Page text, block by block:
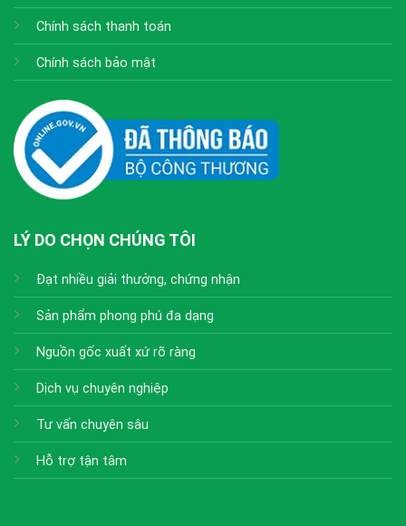
Chính sách thanh toán
Chính sách bảo mật
LÝ DO CHỌN CHÚNG TÔI
Đạt nhiều giải thưởng, chứng nhận
Sản phẩm phong phú đa dạng
Nguồn gốc xuất xứ rõ ràng
Dịch vụ chuyên nghiệp
Tư vấn chuyên sâu
Hỗ trợ tận tâm